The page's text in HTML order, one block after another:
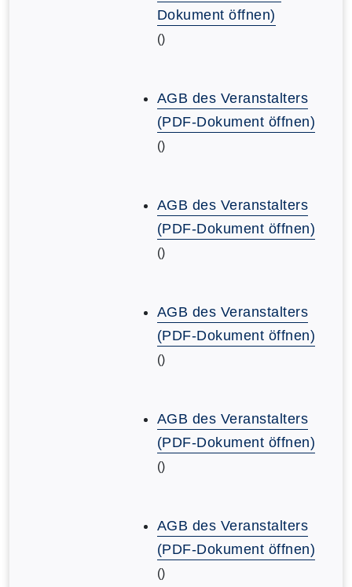
Dokument öffnen)
()
AGB des Veranstalters
(PDF-Dokument öffnen)
()
AGB des Veranstalters
(PDF-Dokument öffnen)
()
AGB des Veranstalters
(PDF-Dokument öffnen)
()
AGB des Veranstalters
(PDF-Dokument öffnen)
()
AGB des Veranstalters
(PDF-Dokument öffnen)
()